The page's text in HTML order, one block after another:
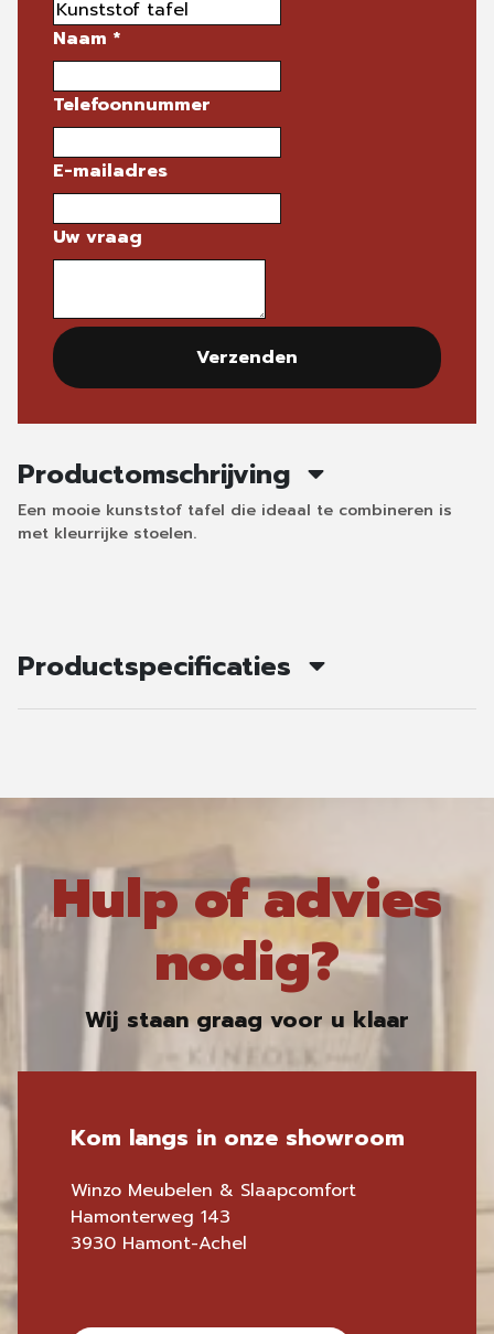
Naam *
Telefoonnummer
E-mailadres
Uw vraag
Verzenden
Productomschrijving
Een mooie kunststof tafel die ideaal te combineren is
met kleurrijke stoelen.
Productspecificaties
Hulp of advies
nodig?
Wij staan graag voor u klaar
Kom langs in onze showroom
Winzo Meubelen & Slaapcomfort
Hamonterweg 143
3930 Hamont-Achel